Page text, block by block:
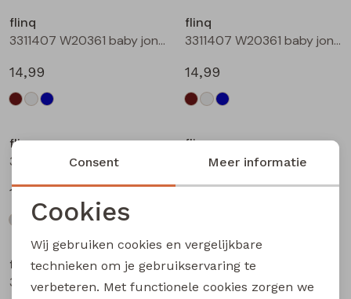
flinq
3311407 W20361 baby jongens sweater Roest
14,99
flinq
3311407 W20361 baby jongens sweater Petrol
14,99
flinq
12,99
flinq
12,99
flinq
3311408 W20362 baby jongens sweater Blauw licht
flinq
Noodzakelijke cookies
Analytische cookies
Consent Meer informatie
Cookies
Wij gebruiken cookies en vergelijkbare
technieken om je gebruikservaring te
verbeteren. Met functionele cookies zorgen we